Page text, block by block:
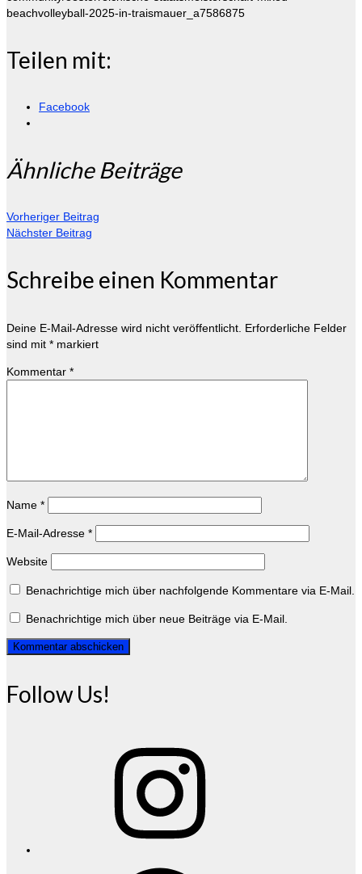
beachvolleyball-2025-in-traismauer_a7586875
Teilen mit:
Facebook
Ähnliche Beiträge
Vorheriger Beitrag
Nächster Beitrag
Schreibe einen Kommentar
Deine E-Mail-Adresse wird nicht veröffentlicht. Erforderliche Felder
sind mit * markiert
Kommentar *
Name *
E-Mail-Adresse *
Website
Benachrichtige mich über nachfolgende Kommentare via E-Mail.
Benachrichtige mich über neue Beiträge via E-Mail.
Follow Us!